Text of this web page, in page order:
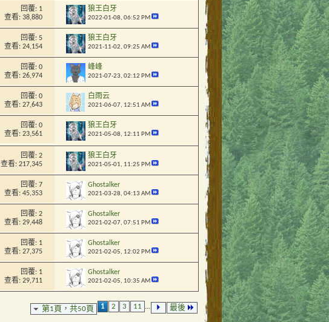
回覆: 1
查看: 38,880
狼王白牙
2022-01-08, 06:52 PM
回覆:5
查看: 24,154
狼王白牙
2021-11-02, 09:25 AM
回覆:0
查看: 26,974
峰峰
2021-07-23, 02:12 PM
回覆:0
查看: 27,643
白雨云
2021-06-07, 12:51 AM
回覆:0
查看: 23,561
狼王白牙
2021-05-08, 12:11 PM
回覆:2
查看: 217,345
狼王白牙
2021-05-01, 11:25 PM
回覆:7
查看: 45,353
Ghostalker
2021-03-28, 04:13 AM
回覆:2
查看: 29,448
Ghostalker
2021-02-07, 07:51 PM
回覆: 1
查看: 27,375
Ghostalker
2021-02-05, 12:02 PM
回覆: 1
查看: 29,711
Ghostalker
2021-02-05, 10:35 AM
第1頁，共50頁 1 2 3 11 ... 最後